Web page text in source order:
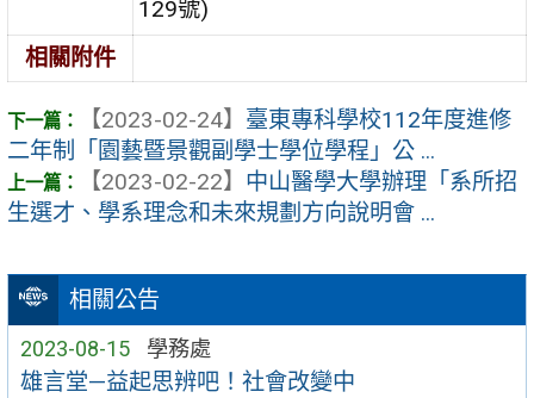
相關公告
2023-08-15 學務處
雄言堂—益起思辨吧！社會改變中
129號)
相關附件
【2023-02-24】 臺東專科學校112年度進修
二年制「園藝暨景觀副學士學位學程」公 ...
【2023-02-22】 中山醫學大學辦理「系所招
生選才、學系理念和未來規劃方向說明會 ...